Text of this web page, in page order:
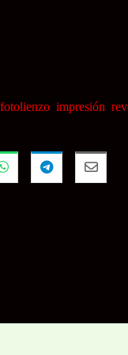
fotolienzo impresión